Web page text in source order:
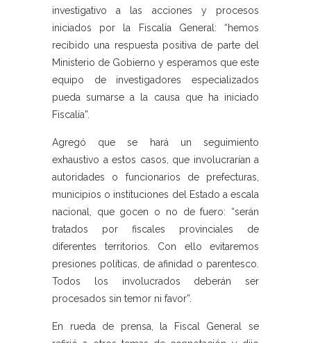
investigativo a las acciones y procesos
iniciados por la Fiscalía General: “hemos
recibido una respuesta positiva de parte del
Ministerio de Gobierno y esperamos que este
equipo de investigadores especializados
pueda sumarse a la causa que ha iniciado
Fiscalía”.
Agregó que se hará un seguimiento
exhaustivo a estos casos, que involucrarían a
autoridades o funcionarios de prefecturas,
municipios o instituciones del Estado a escala
nacional, que gocen o no de fuero: “serán
tratados por fiscales provinciales de
diferentes territorios. Con ello evitaremos
presiones políticas, de afinidad o parentesco.
Todos los involucrados deberán ser
procesados sin temor ni favor”.
En rueda de prensa, la Fiscal General se